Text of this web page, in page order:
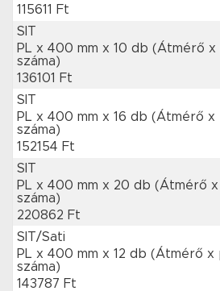
115611 Ft
SIT
PL x 400 mm x 10 db (Átmérő x
száma)
136101 Ft
SIT
PL x 400 mm x 16 db (Átmérő x
száma)
152154 Ft
SIT
PL x 400 mm x 20 db (Átmérő x
száma)
220862 Ft
SIT/Sati
PL x 400 mm x 12 db (Átmérő x
száma)
143787 Ft